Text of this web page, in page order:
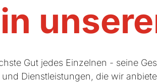
Gut jedes Einzelnen - seine
Dienstleistungen, die wir